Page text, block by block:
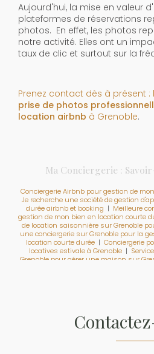
Aujourd'hui, la mise en valeur
plateformes de réservations
photos. En effet, les photos
notre activité. Elles ont un
taux de clic et surtout sur la
Prenez contact dès à présent :
prise de photos
location airbnb à Grenoble.
Ma Conciergerie :
Conciergerie Airbnb pour gestion de
Je recherche une société de gestion
durée airbnb et booking | Meilleure
gestion de mon bien en location courte
de location saisonnière sur Grenoble
une conciergerie sur Grenoble pour la
location courte durée | Conciergerie
locatives estivale à Grenoble |
Grenoble pour gérer une maison sur